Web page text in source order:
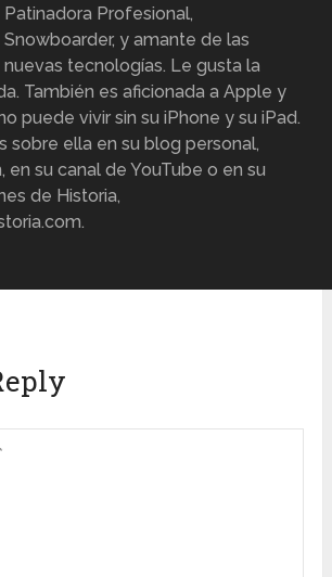
Patinadora Profesional,
Snowboarder, y amante de las
nuevas tecnologías. Le gusta la
También es aficionada a Apple y
puede vivir sin su iPhone y su iPad.
sobre ella en su blog personal,
en su canal de YouTube o en su
de Historia,